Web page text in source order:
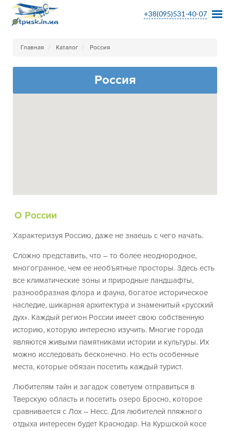
+38(095)531-40-07
Главная Каталог Россия
Россия
О России
Характеризуя Россию, даже не знаешь с чего начать.
Сложно представить, что – то более неоднородное,
многогранное, чем ее необъятные просторы. Здесь есть
все климатические зоны и природные ландшафты,
разнообразная флора и фауна, богатое историческое
наследие, шикарная архитектура и знаменитый «русский
дух». Каждый регион России имеет свою собственную
историю, которую интересно изучить. Многие города
являются живыми памятниками истории и культуры. Их
можно исследовать бесконечно. Но есть особенные
места, которые обязан посетить каждый турист.
Любителям тайн и загадок советуем отправиться в
Тверскую область и посетить озеро Бросно, которое
сравнивается с Лох – Несс. Для любителей пляжного
отдыха интересен будет Краснодар. На Куршской косе